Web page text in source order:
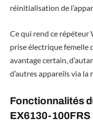
réinitialisation de
Ce qui rend ce répéteur
prise électrique femelle
avantage certain,
d’autres appareils via la
Fonctionnalités
EX6130-100FRS